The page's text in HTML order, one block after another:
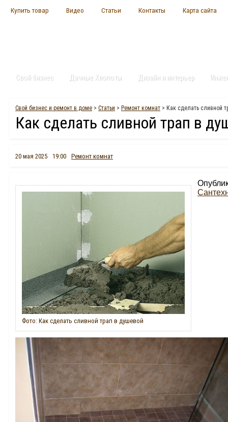
Купить товар Видео Статьи Контакты Карта сайта
Свой бизнес Дачные Хлопоты Дизайн и интерьер
Свой бизнес и ремонт в доме > Статьи > Ремонт комнат > Как сделать сливной
Как сделать сливной трап в
20 мая 2025 19:00 Ремонт комнат
Фото: Как сделать сливной трап в душевой